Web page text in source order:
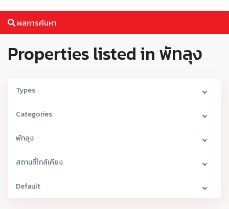
ผลการค้นหา
Properties listed in พัทลุง
Types
Categories
พัทลุง
สถานที่ใกล้เคียง
Default